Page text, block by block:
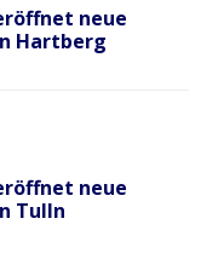
neue
Hartberg
neue
Tulln